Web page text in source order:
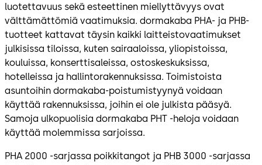
luotettavuus sekä esteettinen miellyttävyys ovat
välttämättömiä vaatimuksia. dormakaba PHA- ja PHB-
tuotteet kattavat täysin kaikki laitteistovaatimukset
julkisissa tiloissa, kuten sairaaloissa, yliopistoissa,
kouluissa, konserttisaleissa, ostoskeskuksissa,
hotelleissa ja hallintorakennuksissa. Toimistoista
asuntoihin dormakaba-poistumistyynyä voidaan
käyttää rakennuksissa, joihin ei ole julkista pääsyä.
Samoja ulkopuolisia dormakaba PHT -heloja voidaan
käyttää molemmissa sarjoissa.
PHA 2000 -sarjassa poikkitangot ja PHB 3000 -sarjassa